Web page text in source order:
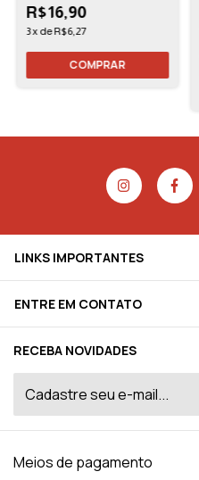
R$16,90
3x deR$6,27
COMPRAR
LINKS IMPORTANTES
ENTRE EM CONTATO
RECEBA NOVIDADES
Meios de pagamento